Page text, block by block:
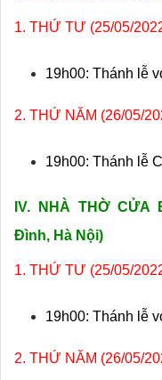
1. THỨ TƯ (25/05/
19h00: Thánh lễ
2. THỨ NĂM (26/05/
19h00: Thánh lễ
IV. NHÀ THỜ CỬA
Đình, Hà Nội)
1. THỨ TƯ (25/05/
19h00: Thánh lễ
2. THỨ NĂM (26/05/